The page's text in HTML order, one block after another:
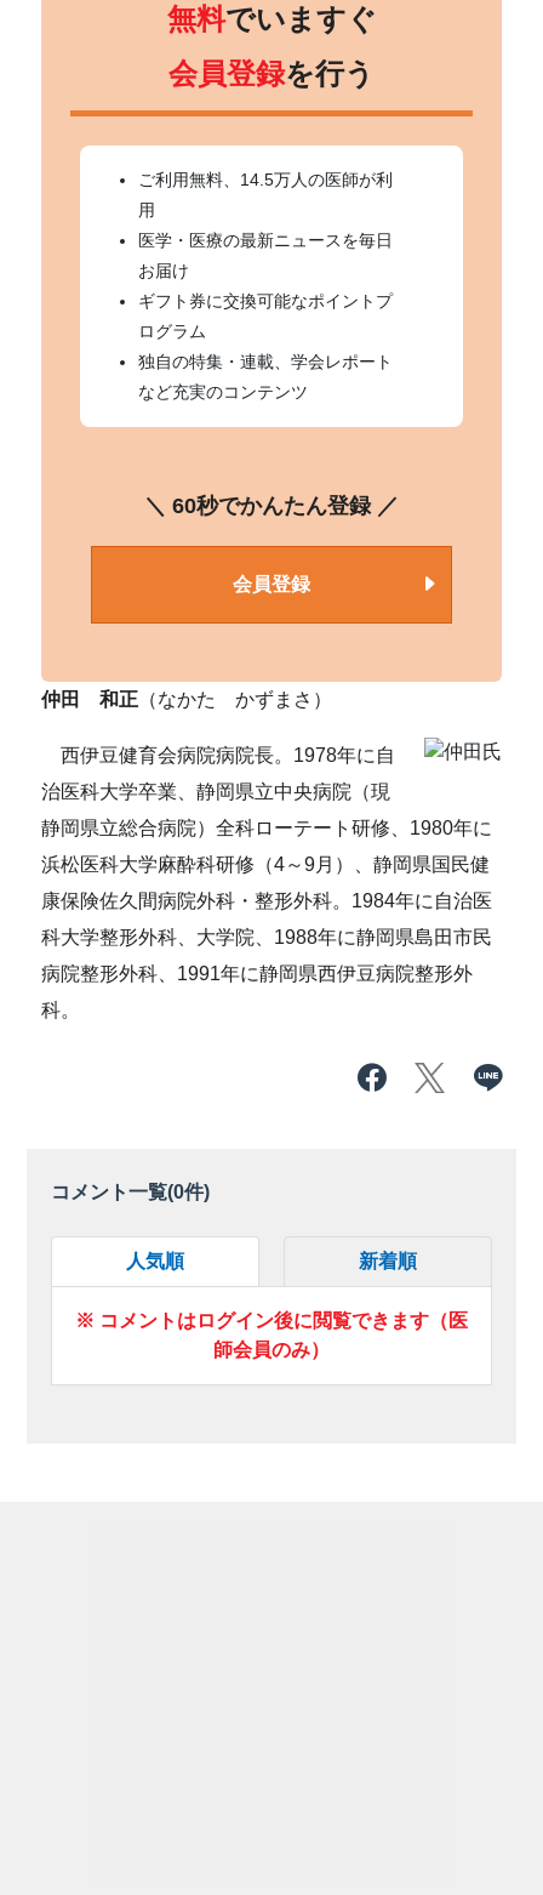
無料でいますぐ
会員登録を行う
ご利用無料、14.5万人の医師が利
用
医学・医療の最新ニュースを毎日
お届け
ギフト券に交換可能なポイントプ
ログラム
独自の特集・連載、学会レポート
など充実のコンテンツ
＼ 60秒でかんたん登録 ／
会員登録
仲田 和正 （なかた かずまさ）
西伊豆健育会病院病院長。1978年に自
治医科大学卒業、静岡県立中央病院（現
静岡県立総合病院）全科ローテート研修、1980年に
浜松医科大学麻酔科研修（4～9月）、静岡県国民健
康保険佐久間病院外科・整形外科。1984年に自治医
科大学整形外科、大学院、1988年に静岡県島田市民
病院整形外科、1991年に静岡県西伊豆病院整形外
科。
コメント一覧(0件)
人気順 新着順
※ コメントはログイン後に閲覧できます（医
師会員のみ）